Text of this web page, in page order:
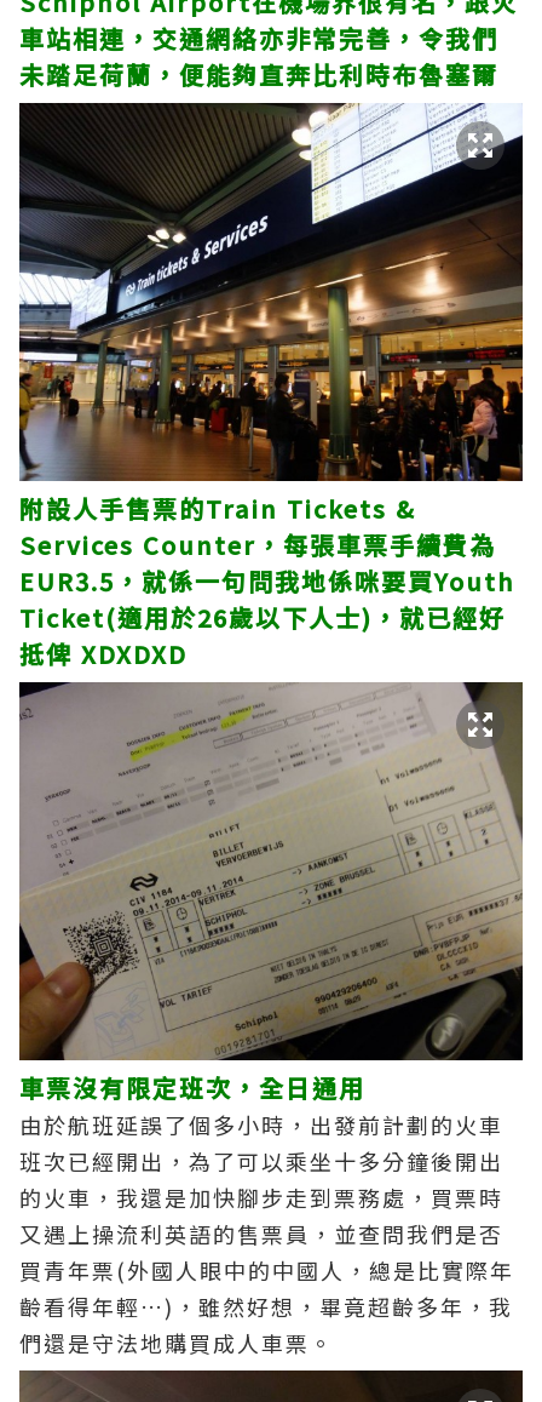
車站相連，交通網絡亦非常完善，令我們
未踏足荷蘭，便能夠直奔比利時布魯塞爾
附設人手售票的Train Tickets &
Services Counter，每張車票手續費為
EUR3.5，就係一句問我地係咪要買Youth
Ticket(適用於26歲以下人士)，就已經好
抵俾 XDXDXD
車票沒有限定班次，全日通用
由於航班延誤了個多小時，出發前計劃的火車
班次已經開出，為了可以乘坐十多分鐘後開出
的火車，我還是加快腳步走到票務處，買票時
又遇上操流利英語的售票員，並查問我們是否
買青年票(外國人眼中的中國人，總是比實際年
齡看得年輕…)，雖然好想，畢竟超齡多年，我
們還是守法地購買成人車票。